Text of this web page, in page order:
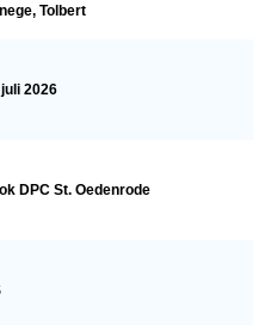
Tolbert
2026
DPC St. Oedenrode